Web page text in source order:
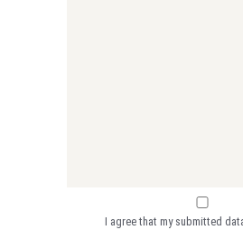
I agree that my submitted